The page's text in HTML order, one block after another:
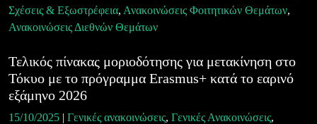
Σχέσεις & Εξωστρέφεια, Ανακοινώσεις Φοιτητικών Θεμάτων,
Ανακοινώσεις Διεθνών Θεμάτων
Τελικός πίνακας μοριοδότησης για μετακίνηση στο
Τόκυο με το πρόγραμμα Erasmus+ κατά το εαρινό
εξάμηνο 2026
15/10/2025 | Γενικές ανακοινώσεις, Γενικές Ανακοινώσεις,